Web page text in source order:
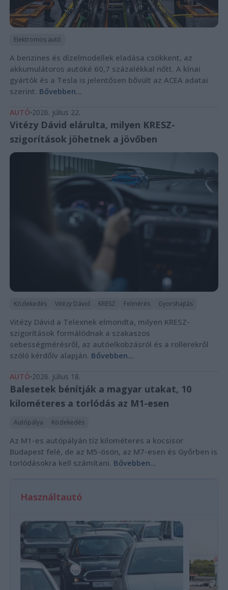
Elektromos autó
A benzines és dízelmodellek eladása csökkent, az
akkumulátoros autóké 60,7 százalékkal nőtt. A kínai
gyártók és a Tesla is jelentősen bővült az ACEA adatai
szerint. Bővebben...
AUTÓ 2026. július 22.
Vitézy Dávid elárulta, milyen KRESZ-
szigorítások jöhetnek a jövőben
Közlekedés Vitézy Dávid KRESZ Felmérés Gyorshajtás
Vitézy Dávid a Telexnek elmondta, milyen KRESZ-
szigorítások formálódnak a szakaszos
sebességmérésről, az autóelkobzásról és a rollerekről
szóló kérdőív alapján. Bővebben...
AUTÓ 2026. július 18.
Balesetek bénítják a magyar utakat, 10
kilométeres a torlódás az M1-esen
Autópálya Közlekedés
Az M1-es autópályán tíz kilométeres a kocsisor
Budapest felé, de az M5-ösön, az M7-esen és Győrben is
torlódásokra kell számítani. Bővebben...
Használtautó